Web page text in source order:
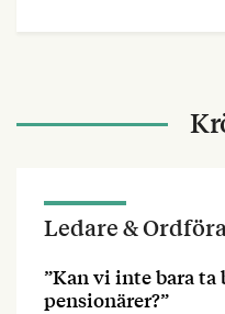
Ledare &
”Kan vi inte bara ta
pensionärer?”